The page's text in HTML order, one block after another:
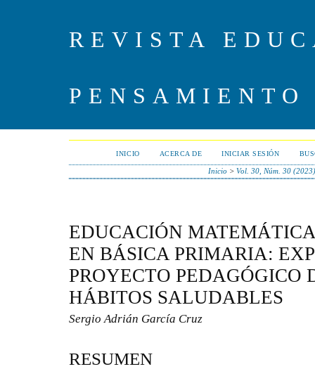
REVISTA
PENSAMIENTO
INICIO ACERCA DE INICIAR SESIÓN
Inicio> Vol. 30, Núm. 30 (2023)
EDUCACIÓN
EN BÁSICA PRIMARIA:
PROYECTO PEDAGÓGICO
HÁBITOS SALUDABLES
Sergio Adrián García Cruz
RESUMEN